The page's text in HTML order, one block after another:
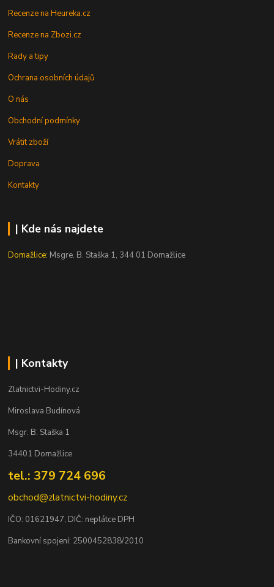
Recenze na Heureka.cz
Recenze na Zbozi.cz
Rady a tipy
Ochrana osobních údajů
O nás
Obchodní podmínky
Vrátit zboží
Doprava
Kontakty
| Kde nás najdete
Domažlice: Msgre. B. Staška 1, 344 01 Domažlice
| Kontakty
Zlatnictvi-Hodiny.cz
Miroslava Budínová
Msgr. B. Staška 1
34401 Domažlice
tel.: 379 724 696
obchod@zlatnictvi-hodiny.cz
IČO: 01621947, DIČ: neplátce DPH
Bankovní spojení: 2500452838/2010